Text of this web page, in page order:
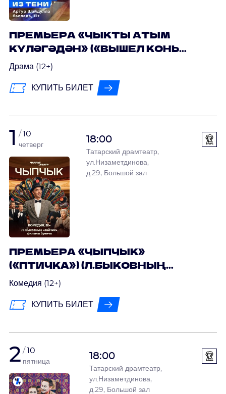
ПРЕМЬЕРА «ЧЫКТЫ АТЫМ
КҮЛӘГӘДӘН» («ВЫШЕЛ КОНЬ
МОЙ ИЗ ТЕНИ») АРТУР
Драма (12+)
КУПИТЬ БИЛЕТ
1 10
четверг
18:00
Татарский драмтеатр,
ул.Низаметдинова,
д.29, Большой зал
ПРЕМЬЕРА «ЧЫПЧЫК»
(«ПТИЧКА») (Л.БЫКОВНЫҢ
«ЗАЙЧИК» ФИЛЬМЫ БУЕНЧА)
Комедия (12+)
КУПИТЬ БИЛЕТ
2 10
пятница
18:00
Татарский драмтеатр,
ул.Низаметдинова,
д.29, Большой зал